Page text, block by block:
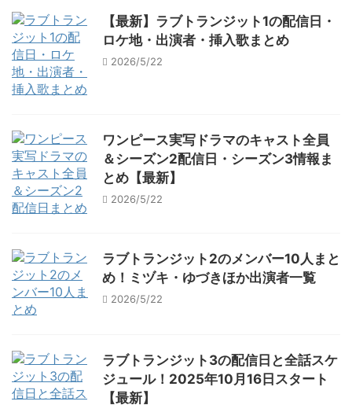
【最新】ラブトランジット1の配信日・
ロケ地・出演者・挿入歌まとめ
2026/5/22
ワンピース実写ドラマのキャスト全員
＆シーズン2配信日・シーズン3情報ま
とめ【最新】
2026/5/22
ラブトランジット2のメンバー10人まと
め！ミヅキ・ゆづきほか出演者一覧
2026/5/22
ラブトランジット3の配信日と全話スケ
ジュール！2025年10月16日スタート
【最新】